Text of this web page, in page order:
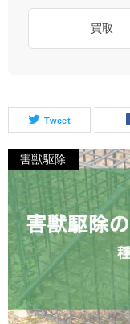
買取
Tweet
害獣駆除